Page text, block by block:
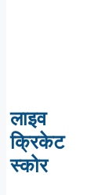
लाइव
क्रिकेट
स्कोर